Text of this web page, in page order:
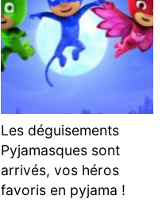
Les déguisements
Pyjamasques sont
arrivés, vos héros
favoris en pyjama !